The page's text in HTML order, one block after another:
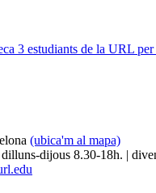
3 estudiants de la URL per
(ubica'm al mapa)
dijous 8.30-18h. |